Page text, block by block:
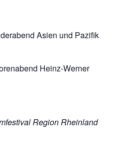
Asien und Pazifik
Heinz-Werner
Region Rheinland